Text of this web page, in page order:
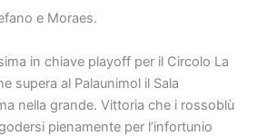
e Moraes.
in chiave playoff per il Circolo La
supera al Palaunimol il Sala
nella grande. Vittoria che i rossoblù
pienamente per l’infortunio